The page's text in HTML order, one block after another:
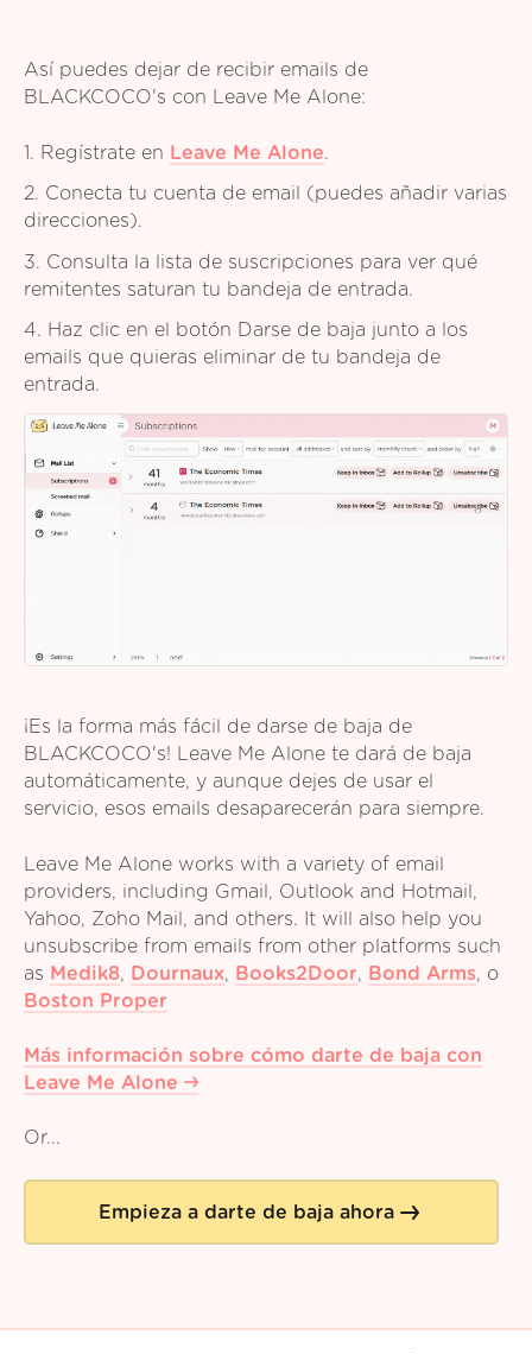
Así puedes dejar de recibir emails de
BLACKCOCO's con Leave Me Alone:
1. Regístrate en Leave Me Alone.
2. Conecta tu cuenta de email (puedes añadir varias
direcciones).
3. Consulta la lista de suscripciones para ver qué
remitentes saturan tu bandeja de entrada.
4. Haz clic en el botón Darse de baja junto a los
emails que quieras eliminar de tu bandeja de
entrada.
¡Es la forma más fácil de darse de baja de
BLACKCOCO's! Leave Me Alone te dará de baja
automáticamente, y aunque dejes de usar el
servicio, esos emails desaparecerán para siempre.
Leave Me Alone works with a variety of email
providers, including Gmail, Outlook and Hotmail,
Yahoo, Zoho Mail, and others. It will also help you
unsubscribe from emails from other platforms such
as Medik8, Dournaux, Books2Door, Bond Arms, o
Boston Proper
Más información sobre cómo darte de baja con
Leave Me Alone
Or...
Empieza a darte de baja ahora